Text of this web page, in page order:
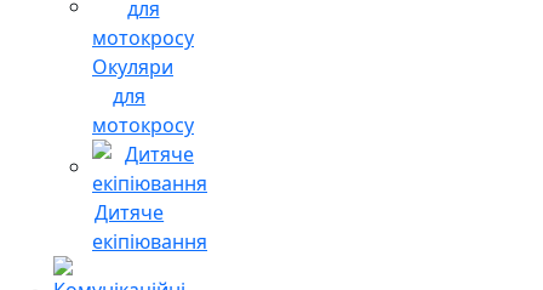
Окуляри
для
мотокросу
Дитяче
екіпіювання